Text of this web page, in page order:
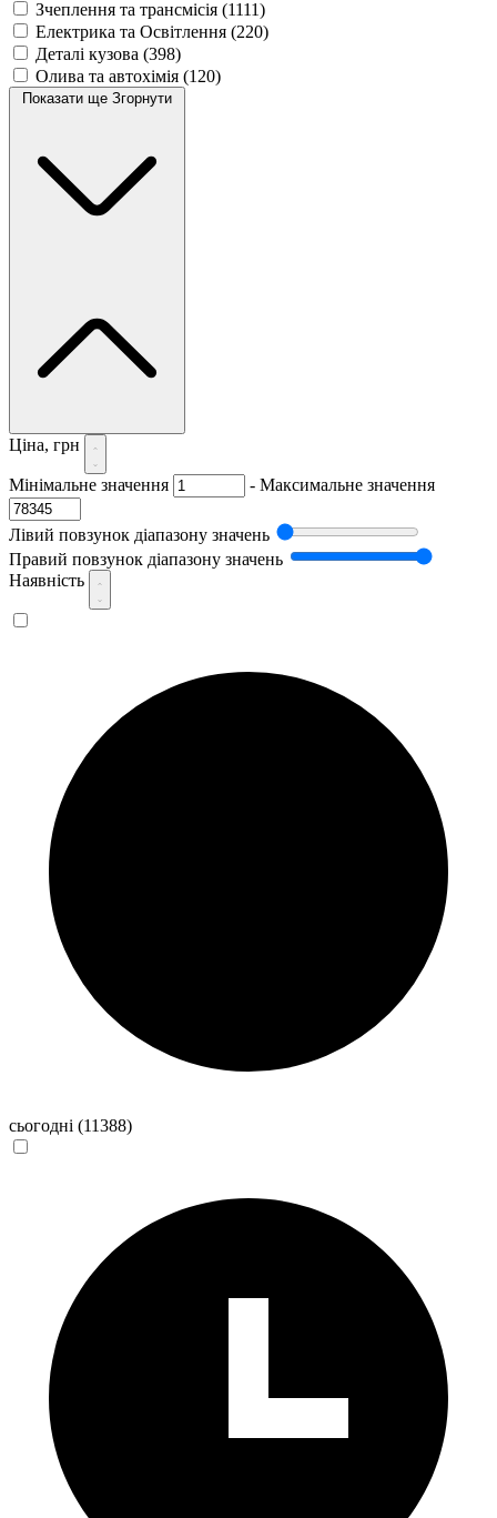
Зчеплення та трансмісія (1111)
Електрика та Освітлення (220)
Деталі кузова (398)
Олива та автохімія (120)
Показати ще Згорнути
Ціна, грн
Мінімальне значення - Максимальне значення
Лівий повзунок діапазону значень
Правий повзунок діапазону значень
Наявність
сьогодні (11388)